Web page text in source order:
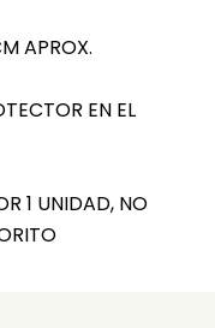
APROX.
EN EL
1 UNIDAD, NO